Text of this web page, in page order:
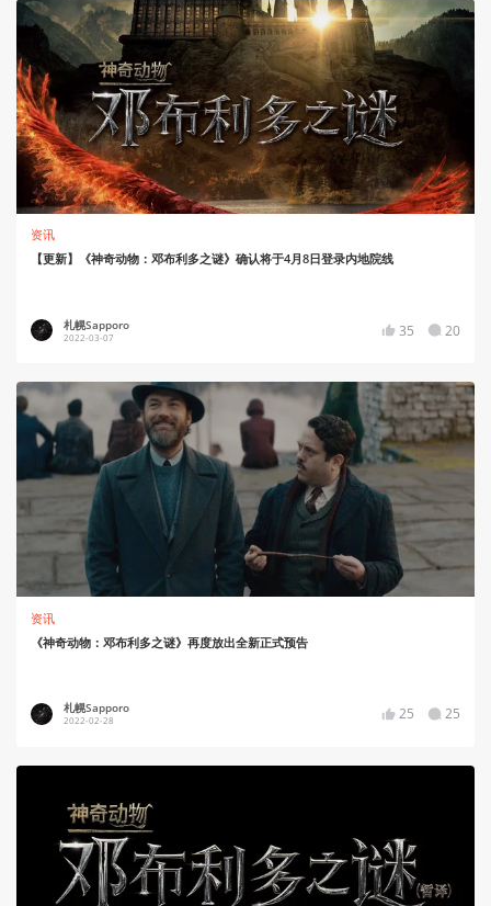
资讯
【更新】《神奇动物：邓布利多之谜》确认将于4月8日登录内地院线
札幌Sapporo
2022-03-07 35 20
资讯
《神奇动物：邓布利多之谜》再度放出全新正式预告
札幌Sapporo
2022-02-28 25 25